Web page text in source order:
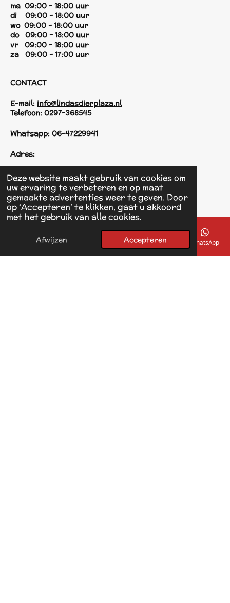
Deze website maakt gebruik van cookies om
uw ervaring te verbeteren en op maat
gemaakte advertenties weer te geven. Door
op ‘Accepteren’ te klikken, gaat u akkoord
met het gebruik van alle cookies.
Afwijzen Accepteren
ma 09:00 - 18:00 uur
di 09:00 - 18:00 uur
wo 09:00 - 18:00 uur
do 09:00 - 18:00 uur
vr 09:00 - 18:00 uur
za 09:00 - 17:00 uur
CONTACT
E-mail: info@lindasdierplaza.nl
Telefoon: 0297-368545
Whatsapp: 06-47229941
Adres:
Einsteinstraat 125
1433 KH Kudelstaart
F
a
o
© 2017 - 2026 Linda's Dierplaza
E-mailadres Telefoonnummer Kaart Facebook WhatsApp